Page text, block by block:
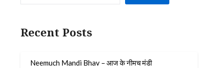
Recent Posts
Neemuch Mandi Bhav – आज के नीमच मंडी